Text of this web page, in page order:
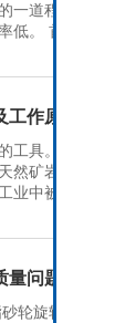
现的问题是如何避
硬度过高
底就会出现切割
作原理介绍
工具。大部分的
然矿岩直接加工
业中被广泛采用
问题及其危害
轮旋转中在离